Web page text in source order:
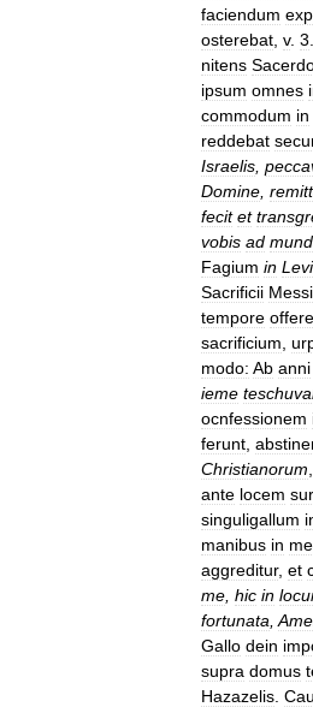
faciendum
osterebat v. 3
nitens
ipsum omnes
commodum in
reddebat
Israelis
Domine
fecit et
vobis ad
Fagium in
Sacrificii
tempore
sacrificium
modo: Ab anni
ieme
ocnfessionem
ferunt
Christianorum
ante locem
singuligallum
manibus in
aggreditur, et
me hic in
fortunata
Gallo dein
supra domus
Hazazelis